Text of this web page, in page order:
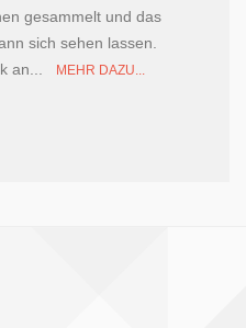
gesammelt und das
sich sehen lassen.
an...
MEHR DAZU...